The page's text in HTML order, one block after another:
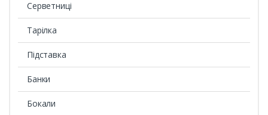
Серветниці
Тарілка
Підставка
Банки
Бокали